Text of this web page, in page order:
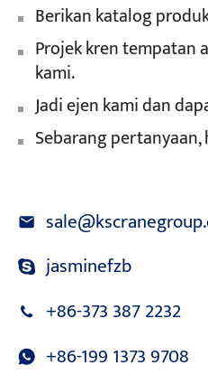
Berikan katalog
Projek kren tempatan
kami.
Jadi ejen kami dan
Sebarang
jasminefzb
+86-373 387 2232
+86-199 1373 9708